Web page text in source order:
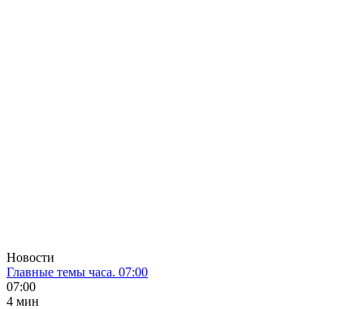
Новости
Главные темы часа. 07:00
07:00
4 мин